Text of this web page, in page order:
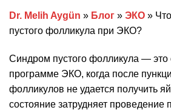
Dr. Melih Aygün » Блог » ЭКО »
пустого фолликула при ЭКО?
Синдром пустого фолликула — это
программе ЭКО, когда после
фолликулов не удается получить
состояние затрудняет проведение